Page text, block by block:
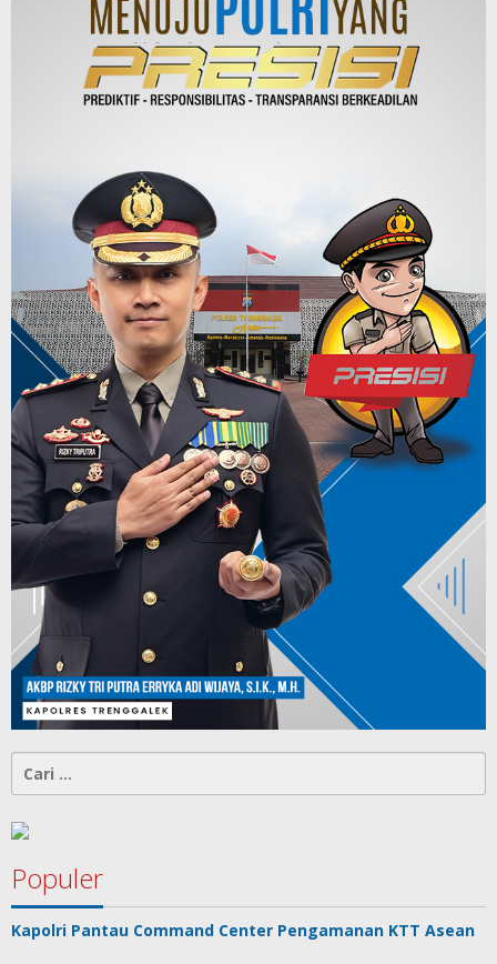
untuk:
Populer
Kapolri Pantau Command Center Pengamanan KTT Asean